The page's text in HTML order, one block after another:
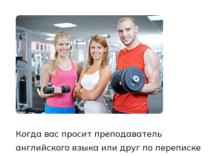
Когда вас просит преподаватель
английского языка или друг по переписке